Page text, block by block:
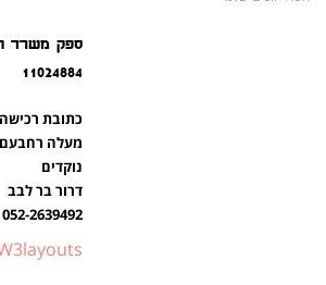
ספק משרד
11024884
כתובת
מעלה רחבעם 7
נוקדים
דרור בר לבב
052-2639492